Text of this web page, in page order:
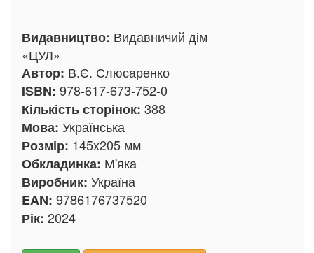
Видавництво: Видавничий дім
«ЦУЛ»
Автор: В.Є. Слюсаренко
ISBN: 978-617-673-752-0
Кількість сторінок: 388
Мова: Українська
Розмір: 145x205 мм
Обкладинка: М'яка
Виробник: Україна
EAN: 9786176737520
Рік: 2024